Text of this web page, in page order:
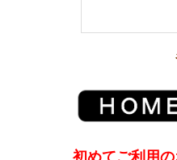
初めてご利用